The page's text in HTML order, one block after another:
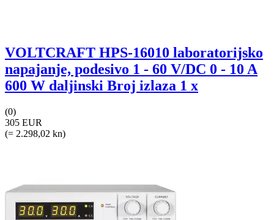
VOLTCRAFT HPS-16010 laboratorijsko
napajanje, podesivo 1 - 60 V/DC 0 - 10 A
600 W daljinski Broj izlaza 1 x
(0)
305 EUR
(= 2.298,02 kn)